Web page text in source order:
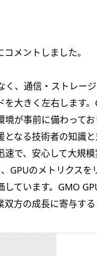
メントしました。
く、通信・ストレー
大きく左右します
が事前に備わって
なる技術者の知識
で、安心して大規模
GPUのメトリクスを
ています。GMO
方の成長に寄与する